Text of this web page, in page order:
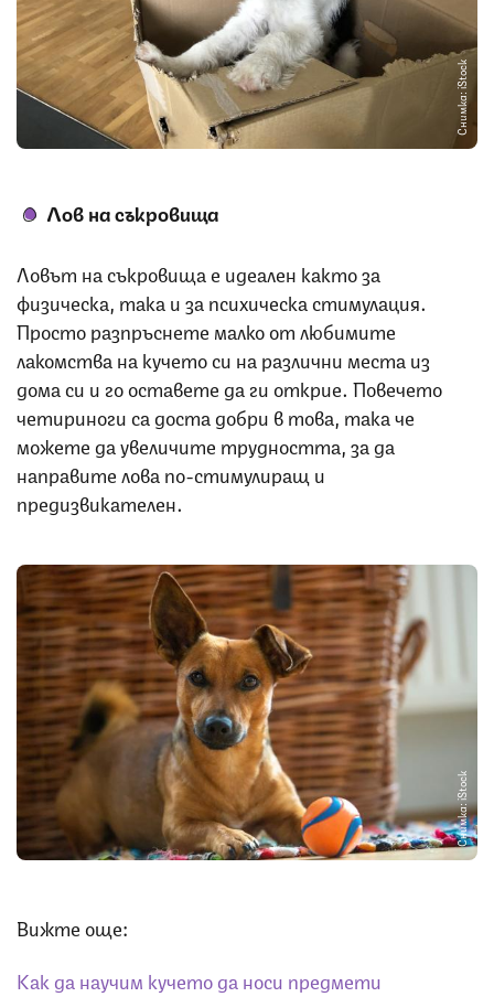
Снимка: iStock
Лов на съкровища
Ловът на съкровища е идеален както за
физическа, така и за психическа стимулация.
Просто разпръснете малко от любимите
лакомства на кучето си на различни места из
дома си и го оставете да ги открие. Повечето
четириноги са доста добри в това, така че
можете да увеличите трудността, за да
направите лова по-стимулиращ и
предизвикателен.
Снимка: iStock
Вижте още:
Как да научим кучето да носи предмети